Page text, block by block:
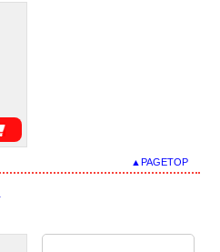
▲PAGETOP